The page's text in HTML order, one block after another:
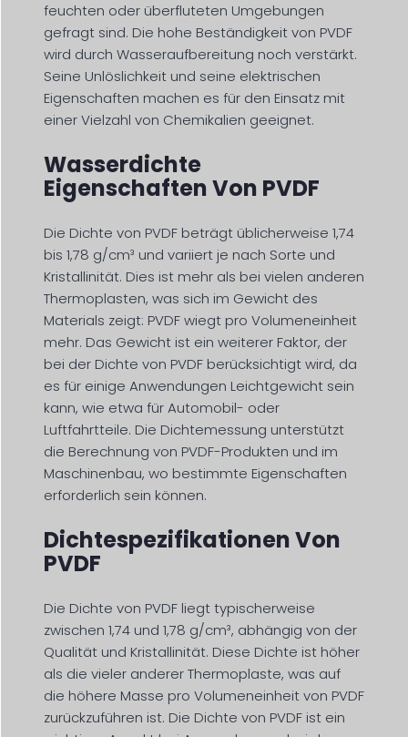
feuchten oder überfluteten Umgebungen
gefragt sind. Die hohe Beständigkeit von PVDF
wird durch Wasseraufbereitung noch verstärkt.
Seine Unlöslichkeit und seine elektrischen
Eigenschaften machen es für den Einsatz mit
einer Vielzahl von Chemikalien geeignet.
Wasserdichte
Eigenschaften Von PVDF
Die Dichte von PVDF beträgt üblicherweise 1,74
bis 1,78 g/cm³ und variiert je nach Sorte und
Kristallinität. Dies ist mehr als bei vielen anderen
Thermoplasten, was sich im Gewicht des
Materials zeigt: PVDF wiegt pro Volumeneinheit
mehr. Das Gewicht ist ein weiterer Faktor, der
bei der Dichte von PVDF berücksichtigt wird, da
es für einige Anwendungen Leichtgewicht sein
kann, wie etwa für Automobil- oder
Luftfahrtteile. Die Dichtemessung unterstützt
die Berechnung von PVDF-Produkten und im
Maschinenbau, wo bestimmte Eigenschaften
erforderlich sein können.
Dichtespezifikationen Von
PVDF
Die Dichte von PVDF liegt typischerweise
zwischen 1,74 und 1,78 g/cm³, abhängig von der
Qualität und Kristallinität. Diese Dichte ist höher
als die vieler anderer Thermoplaste, was auf
die höhere Masse pro Volumeneinheit von PVDF
zurückzuführen ist. Die Dichte von PVDF ist ein